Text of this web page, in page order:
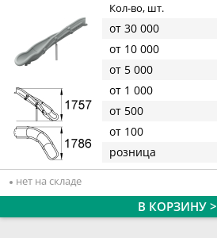
Кол-во, шт.
от 30 000
от 10 000
от 5 000
от 1 000
от 500
от 100
розница
нет на складе
В КОРЗИНУ >